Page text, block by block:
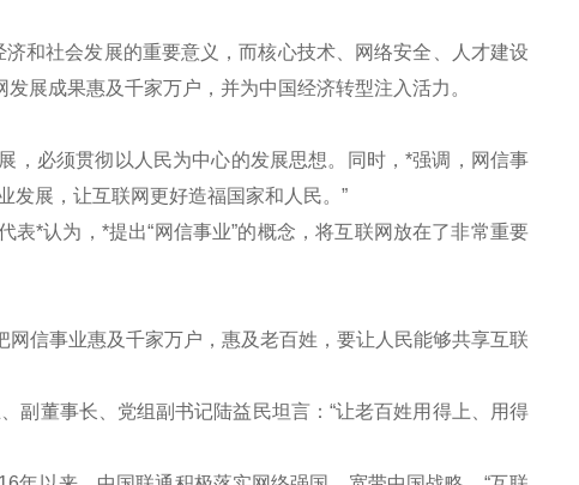
和社会发展的重要意义，而核心技术、网络安全、人才建设
展成果惠及千家万户，并为中国经济转型注入活力。
必须贯彻以人民为中心的发展思想。同时，*强调，网信事
发展，让互联网更好造福国家和人民。”
*认为，*提出“网信事业”的概念，将互联网放在了非常重要
信事业惠及千家万户，惠及老百姓，要让人民能够共享互联
董事长、党组副书记陆益民坦言：“让老百姓用得上、用得